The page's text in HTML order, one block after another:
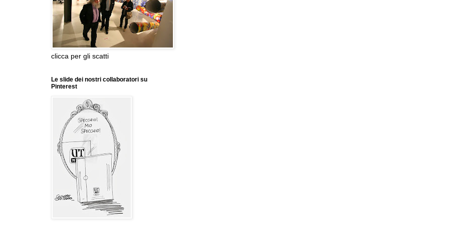
clicca per gli scatti
Le slide dei nostri collaboratori su
Pinterest